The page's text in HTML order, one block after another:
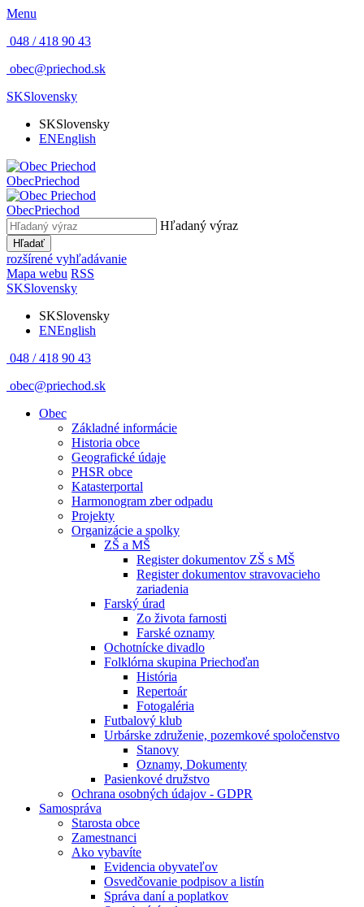
Menu
048 / 418 90 43
obec@priechod.sk
SKSlovensky
SKSlovensky
ENEnglish
ObecPriechod
ObecPriechod
Hľadaný výraz
Hľadať
rozšírené vyhľadávanie
Mapa webu RSS
SKSlovensky
SKSlovensky
ENEnglish
048 / 418 90 43
obec@priechod.sk
Obec
Základné informácie
Historia obce
Geografické údaje
PHSR obce
Katasterportal
Harmonogram zber odpadu
Projekty
Organizácie a spolky
ZŠ a MŠ
Register dokumentov ZŠ s MŠ
Register dokumentov stravovacieho
zariadenia
Farský úrad
Zo života farnosti
Farské oznamy
Ochotnícke divadlo
Folklórna skupina Priechoďan
História
Repertoár
Fotogaléria
Futbalový klub
Urbárske združenie, pozemkové spoločenstvo
Stanovy
Oznamy, Dokumenty
Pasienkové družstvo
Ochrana osobných údajov - GDPR
Samospráva
Starosta obce
Zamestnanci
Ako vybavíte
Evidencia obyvateľov
Osvedčovanie podpisov a listín
Správa daní a poplatkov